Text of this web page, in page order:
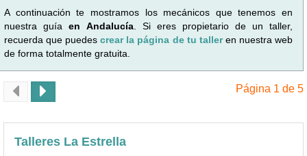
A continuación te mostramos los mecánicos que tenemos en
nuestra guía en Andalucía . Si eres propietario de un taller,
recuerda que puedescrear la página de tu talleren nuestra web
de forma totalmente gratuita.
Página 1 de 5
Talleres La Estrella